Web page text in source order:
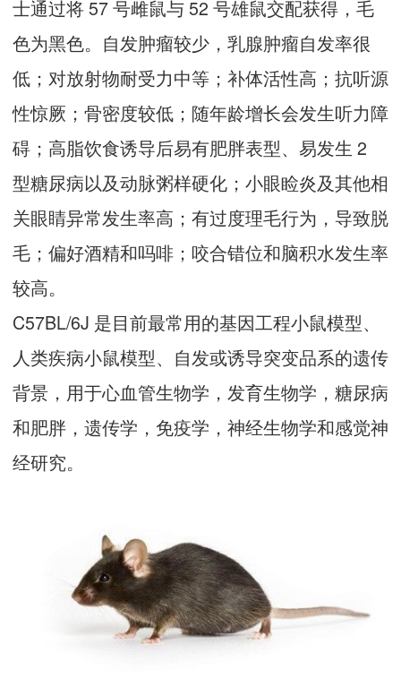
士通过将 57 号雌鼠与 52 号雄鼠交配获得，毛
色为黑色。自发肿瘤较少，乳腺肿瘤自发率很
低；对放射物耐受力中等；补体活性高；抗听源
性惊厥；骨密度较低；随年龄增长会发生听力障
碍；高脂饮食诱导后易有肥胖表型、易发生 2
型糖尿病以及动脉粥样硬化；小眼睑炎及其他相
关眼睛异常发生率高；有过度理毛行为，导致脱
毛；偏好酒精和吗啡；咬合错位和脑积水发生率
较高。
C57BL/6J 是目前最常用的基因工程小鼠模型、
人类疾病小鼠模型、自发或诱导突变品系的遗传
背景，用于心血管生物学，发育生物学，糖尿病
和肥胖，遗传学，免疫学，神经生物学和感觉神
经研究。